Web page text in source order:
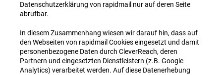
Datenschutzerklärung von rapidmail nur auf deren Seite
abrufbar.
In diesem Zusammenhang wiesen wir darauf hin, dass auf
den Webseiten von rapidmail Cookies eingesetzt und damit
personenbezogene Daten durch CleverReach, deren
Partnern und eingesetzten Dienstleistern (z.B. Google
Analytics) verarbeitet werden. Auf diese Datenerhebung